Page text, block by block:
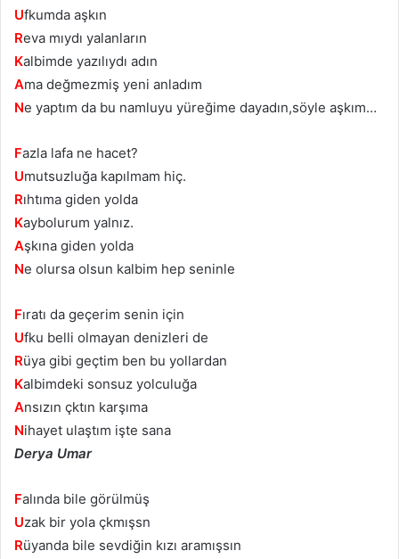
Ufkumda aşkın
Reva mıydı yalanların
Kalbimde yazılıydı adın
Ama değmezmiş yeni anladım
Ne yaptım da bu namluyu yüreğime dayadın,söyle aşkım…
Fazla lafa ne hacet?
Umutsuzluğa kapılmam hiç.
Rıhtıma giden yolda
Kaybolurum yalnız.
Aşkına giden yolda
Ne olursa olsun kalbim hep seninle
Fıratı da geçerim senin için
Ufku belli olmayan denizleri de
Rüya gibi geçtim ben bu yollardan
Kalbimdeki sonsuz yolculuğa
Ansızın çktın karşıma
Nihayet ulaştım işte sana
Derya Umar
Falında bile görülmüş
Uzak bir yola çkmışsn
Rüyanda bile sevdiğin kızı aramışsın